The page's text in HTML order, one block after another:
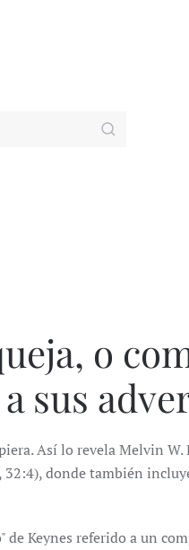
o
sus
Así lo revela Melvin W.
32:4), donde también
Keynes referido a un